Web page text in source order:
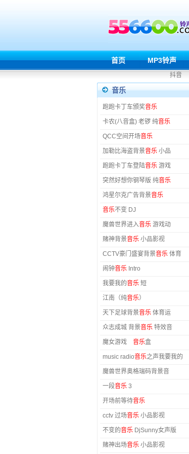
首页 MP3铃声
抖音
音乐
跑跑卡丁车颁奖音乐
卡农(八音盒) 老锣 纯音乐
QCC空间开场音乐
加勒比海盗背景音乐 小品
跑跑卡丁车登陆音乐 游戏
突然好想你钢琴版 纯音乐
鸿星尔克广告背景音乐
音乐不变 DJ
魔兽世界进入音乐 游戏动
赌神背景音乐 小品影视
CCTV豪门盛宴背景音乐 体育
闹钟音乐 Intro
我要我的音乐 短
江南（纯音乐）
天下足球背景音乐 体育运
众志成城 背景音乐 特效音
魔女游戏 音乐盒
music radio音乐之声我要我的
魔兽世界奥格瑞码背景音
一段音乐 3
开场前等待音乐
cctv 过场音乐 小品影视
不变的音乐 DjSunny女声版
赌神出场音乐 小品影视